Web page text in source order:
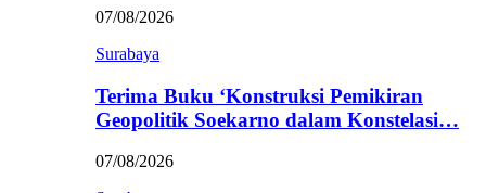
07/08/2026
Surabaya
Terima Buku ‘Konstruksi Pemikiran
Geopolitik Soekarno dalam Konstelasi…
07/08/2026